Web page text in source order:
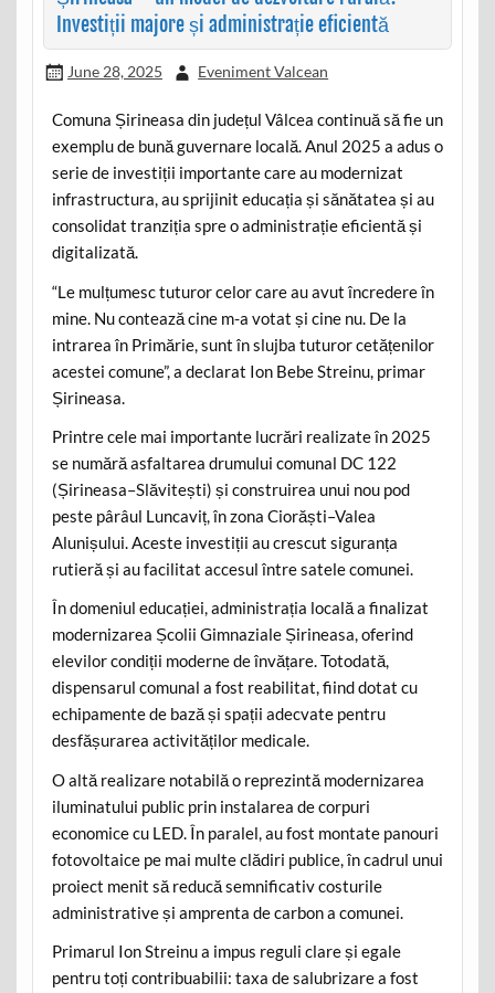
Investiții majore și administrație eficientă
June 28, 2025 Eveniment Valcean
Comuna Șirineasa din județul Vâlcea continuă să fie un
exemplu de bună guvernare locală. Anul 2025 a adus o
serie de investiții importante care au modernizat
infrastructura, au sprijinit educația și sănătatea și au
consolidat tranziția spre o administrație eficientă și
digitalizată.
“Le mulțumesc tuturor celor care au avut încredere în
mine. Nu contează cine m-a votat și cine nu. De la
intrarea în Primărie, sunt în slujba tuturor cetățenilor
acestei comune”, a declarat Ion Bebe Streinu, primar
Șirineasa.
Printre cele mai importante lucrări realizate în 2025
se numără asfaltarea drumului comunal DC 122
(Șirineasa–Slăvitești) și construirea unui nou pod
peste pârâul Luncaviț, în zona Ciorăști–Valea
Alunișului. Aceste investiții au crescut siguranța
rutieră și au facilitat accesul între satele comunei.
În domeniul educației, administrația locală a finalizat
modernizarea Școlii Gimnaziale Șirineasa, oferind
elevilor condiții moderne de învățare. Totodată,
dispensarul comunal a fost reabilitat, fiind dotat cu
echipamente de bază și spații adecvate pentru
desfășurarea activităților medicale.
O altă realizare notabilă o reprezintă modernizarea
iluminatului public prin instalarea de corpuri
economice cu LED. În paralel, au fost montate panouri
fotovoltaice pe mai multe clădiri publice, în cadrul unui
proiect menit să reducă semnificativ costurile
administrative și amprenta de carbon a comunei.
Primarul Ion Streinu a impus reguli clare și egale
pentru toți contribuabilii: taxa de salubrizare a fost